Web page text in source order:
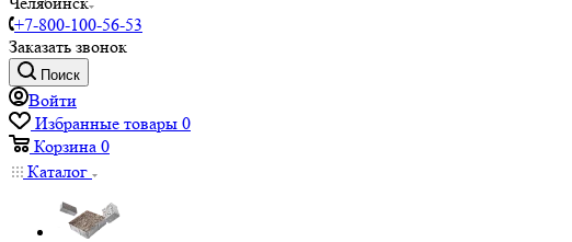
+7-800-100-56-53
Заказать звонок
Поиск
Войти
Избранные товары 0
Корзина 0
Каталог